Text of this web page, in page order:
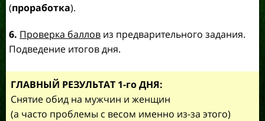
(проработка).
6. Проверка баллов из предварительного задания.
Подведение итогов дня.
ГЛАВНЫЙ РЕЗУЛЬТАТ 1-го ДНЯ:
Снятие обид на мужчин и женщин
(а часто проблемы с весом именно из-за этого)